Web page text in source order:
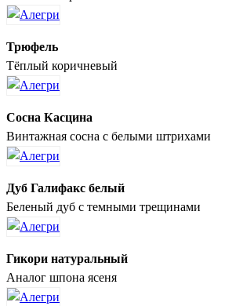
Трюфель
Тёплый коричневый
Сосна Касцина
Винтажная сосна с белыми штрихами
Дуб Галифакс белый
Беленый дуб с темными трещинами
Гикори натуральный
Аналог шпона ясеня